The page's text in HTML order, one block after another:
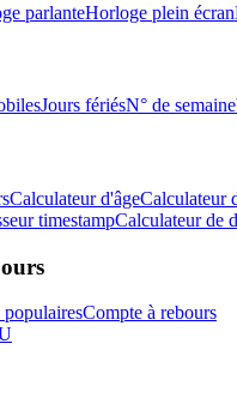
parlanteHorloge plein écran
Jours fériésN° de semaine
Calculateur d'âgeCalculateur
timestampCalculateur de
populairesCompte à rebours